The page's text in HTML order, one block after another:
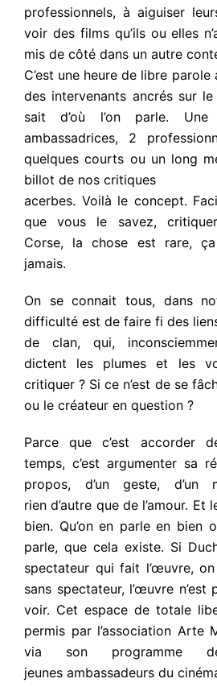
professionnels, à aiguiser
voir des films qu’ils ou elles
mis de côté dans un autre
C’est une heure de libre parole
des intervenants ancrés sur le
sait d’où l’on parle.
ambassadrices, 2
quelques courts ou un long
billot de nos critiques
acerbes. Voilà le concept.
que vous le savez,
Corse, la chose est rare,
jamais.
On se connait tous, dans
difficulté est de faire fi des
de clan, qui,
dictent les plumes et les
critiquer ? Si ce n’est de se
ou le créateur en question ?
Parce que c’est accorder
temps, c’est argumenter sa
propos, d’un geste,
rien d’autre que de l’amour. Et
bien. Qu’on en parle en bien
parle, que cela existe. Si
spectateur qui fait l’œuvre,
sans spectateur, l’œuvre n’est
voir. Cet espace de totale
permis par l’association Arte
via son programme
jeunes ambassadeurs du